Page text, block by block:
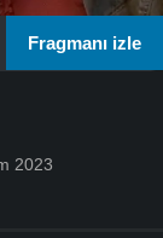
Fragmanı izle
2023